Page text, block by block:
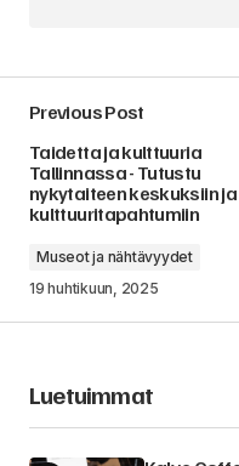
Previous Post
Taidetta ja kulttuuria
Tallinnassa - Tutustu
nykytaiteen keskuksiin ja
kulttuuritapahtumiin
Museot ja nähtävyydet
19 huhtikuun, 2025
Luetuimmat